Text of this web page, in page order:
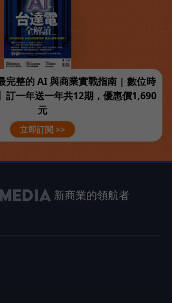
完整的 AI 與商業實戰指南 | 數位時
訂一年送一年共12期，優惠價1,690
元
立即訂閱 >>
新商業的領航者